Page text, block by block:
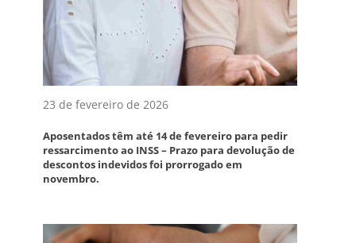
23 de fevereiro de 2026
Aposentados têm até 14 de fevereiro para pedir
ressarcimento ao INSS – Prazo para devolução de
descontos indevidos foi prorrogado em
novembro.